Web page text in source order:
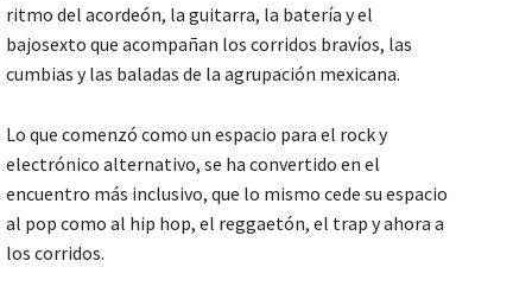
ritmo del acordeón, la guitarra, la batería y el
bajosexto que acompañan los corridos bravíos, las
cumbias y las baladas de la agrupación mexicana.
Lo que comenzó como un espacio para el rock y
electrónico alternativo, se ha convertido en el
encuentro más inclusivo, que lo mismo cede su espacio
al pop como al hip hop, el reggaetón, el trap y ahora a
los corridos.